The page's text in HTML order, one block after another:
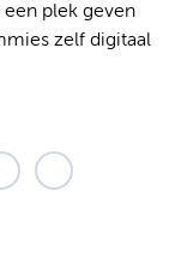
een plek geven
zelf digitaal